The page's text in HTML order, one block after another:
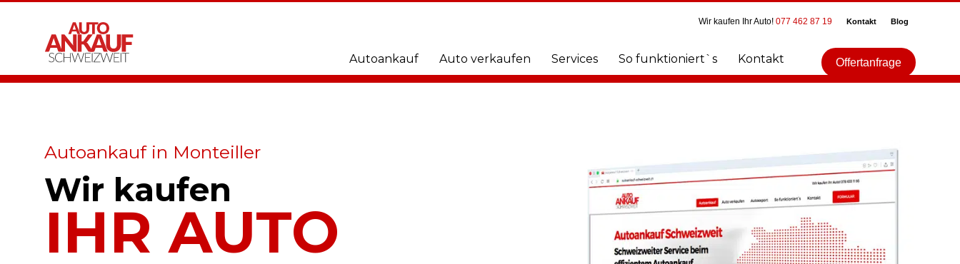
Wir kaufen Ihr Auto! 077 462 87 19 Kontakt Blog
Autoankauf Auto verkaufen Services So funktioniert`s Kontakt Offertanfrage
Autoankauf in Monteiller
Wir kaufen
IHR AUTO